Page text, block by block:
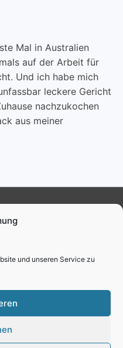
und unseren Service zu
Mal in Australien
auf der Arbeit für
Und ich habe mich
leckere Gericht
nachzukochen
aus meiner
—Gourmand